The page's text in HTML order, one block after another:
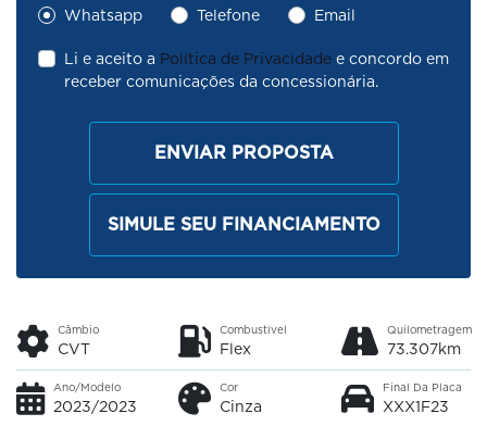
Whatsapp
Telefone Email
Li e aceito a Política de Privacidade e concordo em
receber comunicações da concessionária.
ENVIAR PROPOSTA
SIMULE SEU FINANCIAMENTO
Câmbio
CVT
Combustível
Flex
Quilometragem
73.307km
Ano/Modelo
2023/2023
Cor
Cinza
Final Da Placa
XXX1F23